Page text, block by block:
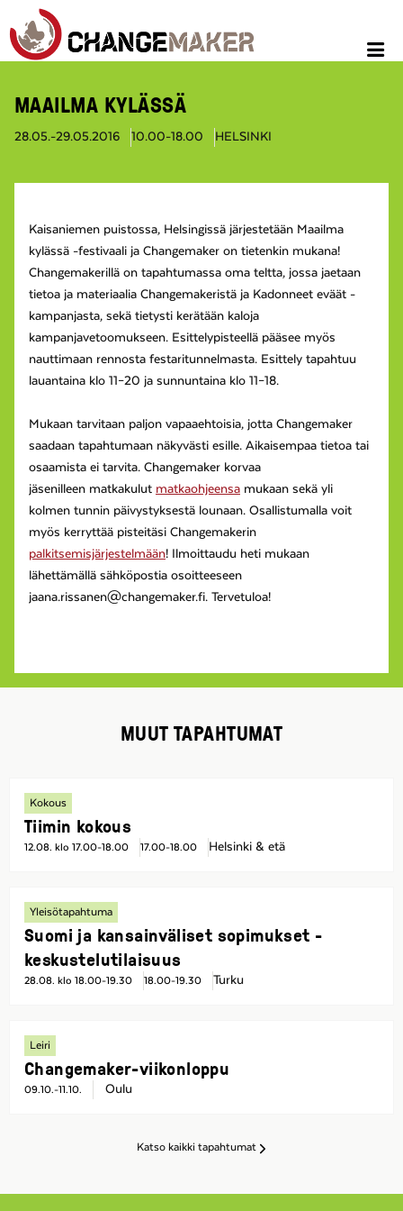
MAAILMA KYLÄSSÄ
28.05.-29.05.2016 10.00-18.00 HELSINKI
Kaisaniemen puistossa, Helsingissä järjestetään Maailma
kylässä -festivaali ja Changemaker on tietenkin mukana!
Changemakerillä on tapahtumassa oma teltta, jossa jaetaan
tietoa ja materiaalia Changemakeristä ja Kadonneet eväät -
kampanjasta, sekä tietysti kerätään kaloja
kampanjavetoomukseen. Esittelypisteellä pääsee myös
nauttimaan rennosta festaritunnelmasta. Esittely tapahtuu
lauantaina klo 11–20 ja sunnuntaina klo 11–18.
Mukaan tarvitaan paljon vapaaehtoisia, jotta Changemaker
saadaan tapahtumaan näkyvästi esille. Aikaisempaa tietoa tai
osaamista ei tarvita. Changemaker korvaa
jäsenilleen matkakulut matkaohjeensa mukaan sekä yli
kolmen tunnin päivystyksestä lounaan. Osallistumalla voit
myös kerryttää pisteitäsi Changemakerin
palkitsemisjärjestelmään! Ilmoittaudu heti mukaan
lähettämällä sähköpostia osoitteeseen
jaana.rissanen@changemaker.fi. Tervetuloa!
MUUT TAPAHTUMAT
Kokous
Tiimin kokous
12.08. klo 17.00-18.00 17.00-18.00 Helsinki & etä
Yleisötapahtuma
Suomi ja kansainväliset sopimukset -
keskustelutilaisuus
28.08. klo 18.00-19.30 18.00-19.30 Turku
Leiri
Changemaker-viikonloppu
09.10.-11.10. Oulu
Katso kaikki tapahtumat